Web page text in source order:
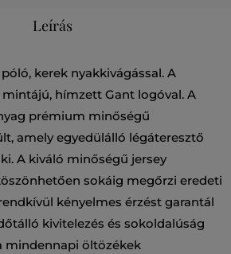
Leírás
kerek nyakkivágással. A
hímzett Gant logóval. A
prémium minőségű
amely egyedülálló légáteresztő
A kiváló minőségű jersey
sokáig megőrzi eredeti
kényelmes érzést garantál
kivitelezés és sokoldalúság
mindennapi öltözékek